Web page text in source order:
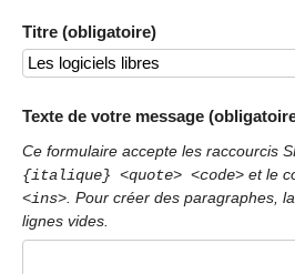
Titre (obligatoire)
Texte de votre message
Ce formulaire accepte les raccourcis
{italique} <quote> <code> et le
<ins> . Pour créer des paragraphes,
lignes vides.